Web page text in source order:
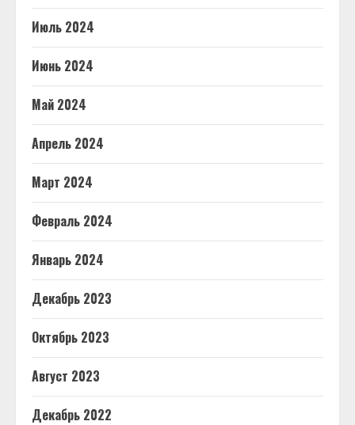
Июль 2024
Июнь 2024
Май 2024
Апрель 2024
Март 2024
Февраль 2024
Январь 2024
Декабрь 2023
Октябрь 2023
Август 2023
Декабрь 2022